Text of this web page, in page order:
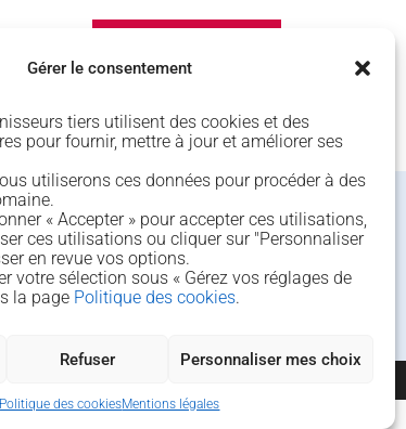
Gérer le consentement
tiers utilisent des cookies et des
pour fournir, mettre à jour et améliorer ses
utiliserons ces données pour procéder à des
« Accepter » pour accepter ces utilisations,
ces utilisations ou cliquer sur "Personnaliser
en revue vos options.
votre sélection sous « Gérez vos réglages de
la page Politique des cookies.
Refuser Personnaliser mes choix
Politique des cookiesMentions légales
4 rue de Béguey 33370 TRESSES
05 56 40 69 99
contact@agap‑pro.com